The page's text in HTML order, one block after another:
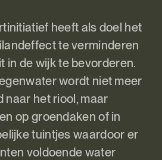
heeft als doel het
te verminderen
in de wijk te bevorderen.
wordt niet meer
naar het riool, maar
op groendaken of in
tuintjes waardoor er
voldoende water